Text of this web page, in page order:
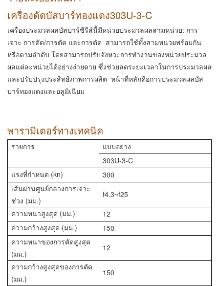
เครื่องดัดบัสบาร์ทองแดง303U-3-C
เครื่องประมวลผลบัสบาร์ซีรีส์นี้มีหน่วยประมวลผลสามหน่วย: การ
เจาะ การตัด/การตัด และการดัด สามารถใช้ทั้งสามหน่วยพร้อมกัน
หรือตามลำดับ โดยสามารถปรับจังหวะการทำงานของหน่วยประมวล
ผลแต่ละหน่วยได้อย่างง่ายดาย ซึ่งช่วยลดระยะเวลาในการประมวลผล
และปรับปรุงประสิทธิภาพการผลิต หน้าที่หลักคือการประมวลผลบัส
บาร์ทองแดงและอลูมิเนียม
พารามิเตอร์ทางเทคนิค
รายการ
แบบอย่าง
303U-3-C
แรงที่กำหนด (kn)
300
เส้นผ่านศูนย์กลางการเจาะ
ช่วง (มม.)
f4.3~f25
ความหนาสูงสุด (มม.)
12
ความกว้างสูงสุด (มม.)
150
ความหนาของการตัดสูงสุด
(มม.)
12
ความกว้างสูงสุดของการตัด
(มม.)
150